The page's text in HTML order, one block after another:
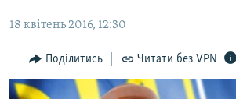
Перейти
пошукуІНТЕРВ'Ю
ВСЕ ЗА ДЕНЬ
18 квітень 2016, 12:30
Поділитись Читати без VPN